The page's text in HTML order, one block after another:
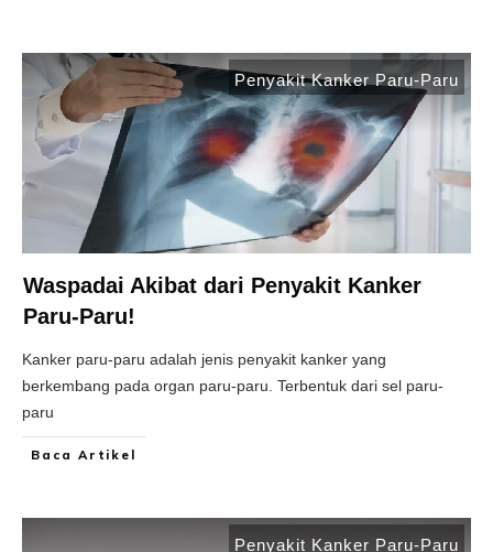
Penyakit Kanker Paru-Paru
Waspadai Akibat dari Penyakit Kanker
Paru-Paru!
Kanker paru-paru adalah jenis penyakit kanker yang
berkembang pada organ paru-paru. Terbentuk dari sel paru-
paru
Baca Artikel
Penyakit Kanker Paru-Paru